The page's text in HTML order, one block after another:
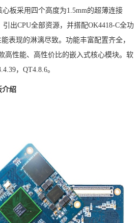
板采用四个高度为1.5mm的超薄连接
引出CPU全部资源，并搭配OK4418-C全功
表现的淋漓尽致。功能丰富配置齐全，
高性能、高性价比的嵌入式核心模块。软
，QT4.8.6。
介绍